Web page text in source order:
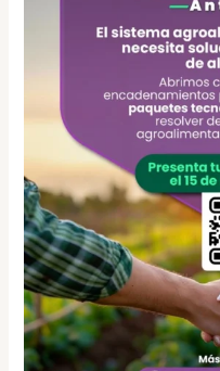
productivos